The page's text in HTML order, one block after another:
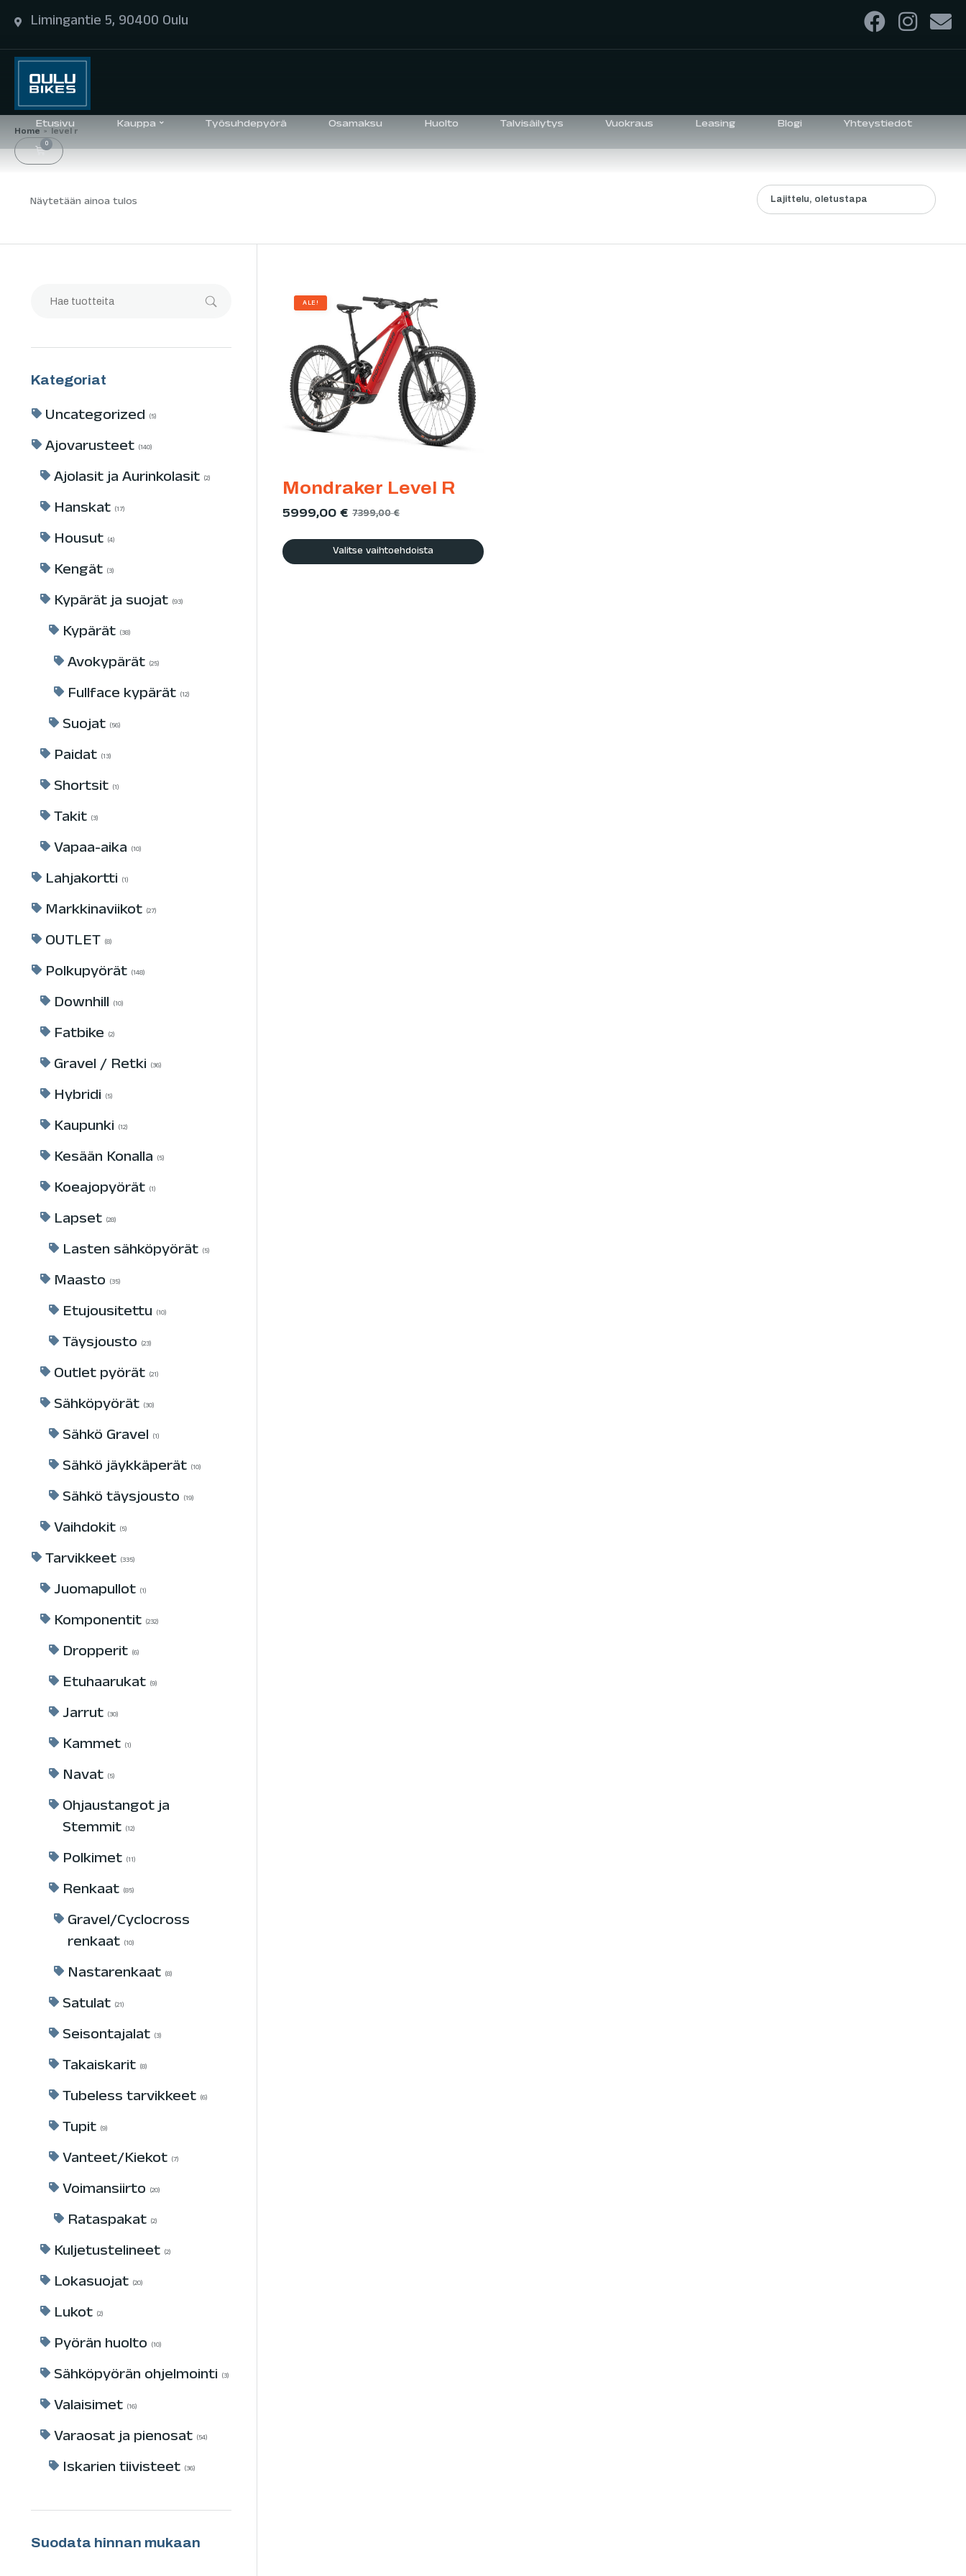
Limingantie 5, 90400 Oulu
Etusivu Kauppa Työsuhdepyörä Osamaksu Huolto Talvisäilytys Vuokraus Leasing Blogi Yhteystiedot
0
Home > level r
Näytetään ainoa tulos
ALE!
Mondraker Level R
5999,00€ 7399,00€
Valitse vaihtoehdoista
Kategoriat
Uncategorized 5
Ajovarusteet 140
Ajolasit ja Aurinkolasit 2
Hanskat 17
Housut 4
Kengät 3
Kypärät ja suojat 93
Kypärät 38
Avokypärät 25
Fullface kypärät 12
Suojat 56
Paidat 13
Shortsit 1
Takit 3
Vapaa-aika 10
Lahjakortti 1
Markkinaviikot 27
OUTLET 8
Polkupyörät 148
Downhill 10
Fatbike 2
Gravel / Retki 36
Hybridi 5
Kaupunki 12
Kesään Konalla 5
Koeajopyörät 1
Lapset 28
Lasten sähköpyörät 5
Maasto 35
Etujousitettu 10
Täysjousto 23
Outlet pyörät 21
Sähköpyörät 30
Sähkö Gravel 1
Sähkö jäykkäperät 10
Sähkö täysjousto 19
Vaihdokit 5
Tarvikkeet 335
Juomapullot 1
Komponentit 232
Dropperit 6
Etuhaarukat 9
Jarrut 30
Kammet 1
Navat 5
Ohjaustangot ja
Stemmit
12
Polkimet 11
Renkaat 85
Gravel/Cyclocross
renkaat
10
Nastarenkaat 8
Satulat 21
Seisontajalat 3
Takaiskarit 8
Tubeless tarvikkeet 6
Tupit 9
Vanteet/Kiekot 7
Voimansiirto 20
Rataspakat 2
Kuljetustelineet 2
Lokasuojat 20
Lukot 2
Pyörän huolto 10
Sähköpyörän ohjelmointi 3
Valaisimet 16
Varaosat ja pienosat 54
Iskarien tiivisteet 36
Suodata hinnan mukaan